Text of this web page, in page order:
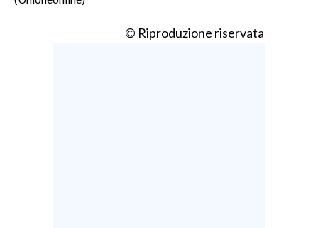
© Riproduzione riservata